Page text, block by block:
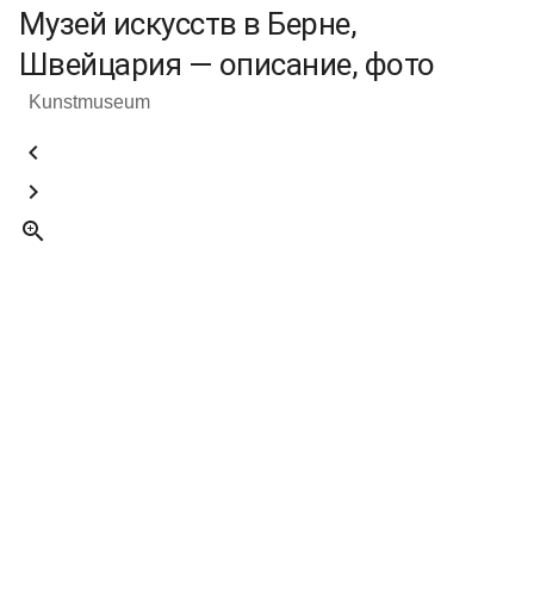
Музей искусств в Берне,
Швейцария — описание, фото
Kunstmuseum


